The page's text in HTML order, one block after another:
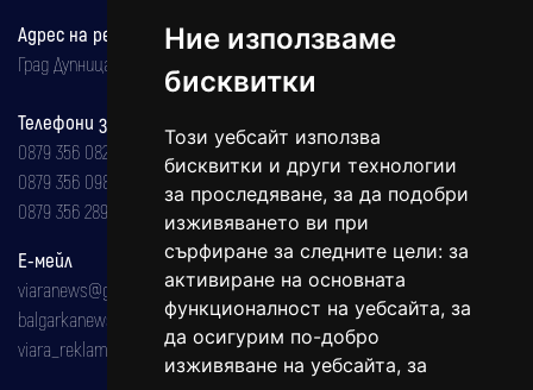
Ние използваме
бисквитки
Този уебсайт използва
бисквитки и други технологии
за проследяване, за да подобри
изживяването ви при
сърфиране за следните цели: за
активиране на основната
функционалност на уебсайта, за
да осигурим по-добро
изживяване на уебсайта, за
Адрес на редакцията
Град Дупница, ул.''Христо Ботев" 43
Телефони за реклама и абонаменти
0879 356 082
0879 356 098
0879 356 289
Е-мейл
viaranews@gmail.com
balgarkanews@gmail.com
viara_reklama@mail.bg